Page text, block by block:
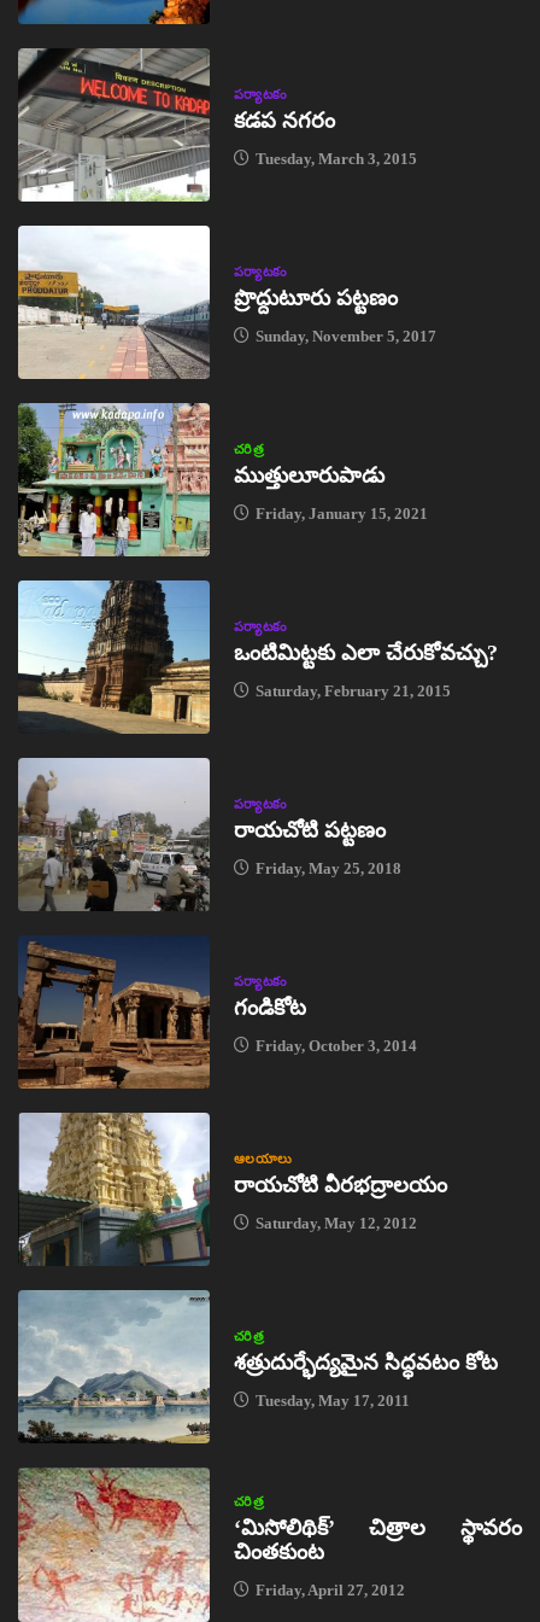
పర్యాటకం
కడప నగరం
Tuesday, March 3, 2015
పర్యాటకం
ప్రొద్దుటూరు పట్టణం
Sunday, November 5, 2017
చరిత్ర
ముత్తులూరుపాడు
Friday, January 15, 2021
పర్యాటకం
ఒంటిమిట్టకు ఎలా చేరుకోవచ్చు?
Saturday, February 21, 2015
పర్యాటకం
రాయచోటి పట్టణం
Friday, May 25, 2018
పర్యాటకం
గండికోట
Friday, October 3, 2014
ఆలయాలు
రాయచోటి వీరభద్రాలయం
Saturday, May 12, 2012
చరిత్ర
శత్రుదుర్భేద్యమైన సిద్ధవటం కోట
Tuesday, May 17, 2011
చరిత్ర
‘మిసోలిథిక్‌’ చిత్రాల స్థావరం
చింతకుంట
Friday, April 27, 2012